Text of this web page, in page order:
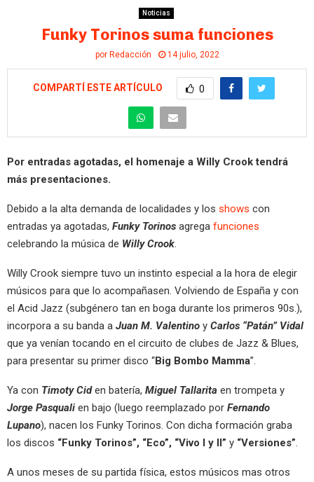
Noticias
Funky Torinos suma funciones
por Redacción 14 julio, 2022
COMPARTÍ ESTE ARTÍCULO 0
Por entradas agotadas, el homenaje a Willy Crook tendrá
más presentaciones.
Debido a la alta demanda de localidades y los shows con
entradas ya agotadas, Funky Torinos agrega funciones
celebrando la música de Willy Crook.
Willy Crook siempre tuvo un instinto especial a la hora de elegir
músicos para que lo acompañasen. Volviendo de España y con
el Acid Jazz (subgénero tan en boga durante los primeros 90s.),
incorpora a su banda a Juan M. Valentino y Carlos “Patán” Vidal
que ya venían tocando en el circuito de clubes de Jazz & Blues,
para presentar su primer disco “Big Bombo Mamma”.
Ya con Timoty Ciden batería, Miguel Tallarita en trompeta y
Jorge Pasquali en bajo (luego reemplazado por Fernando
Lupano), nacen los Funky Torinos. Con dicha formación graba
los discos “Funky Torinos”, “Eco”, “Vivo I y II” y “Versiones”.
A unos meses de su partida física, estos músicos mas otros